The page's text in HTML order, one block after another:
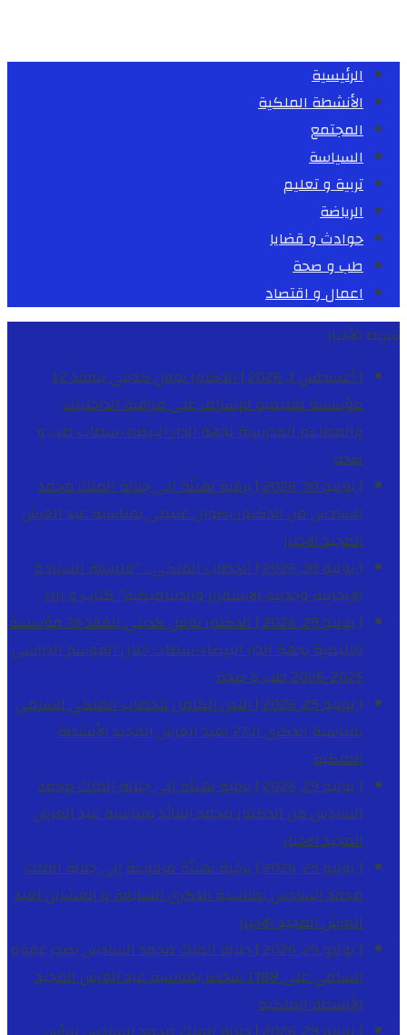
الرئيسية
الأنشطة الملكية
المجتمع
السياسة
تربية و تعليم
الرياضة
حوادث و قضايا
طب و صحة
اعمال و اقتصاد
شريط الأخبار
[ أغسطس 1, 2026 ]
الدكتور نوفل كديلي يتفقد 12
مؤسسة تعليمية للإشراف على مراقبة الداخليات
والمطاعم المدرسية بجهة الدار البيضاء-سطاتطب و
صحة
[ يوليو 30, 2026 ]
برقية تهنئة الى جلالة الملك محمد
السادس من الدكتور رضوان غنيمي بمناسبة عيد العرش
المجيدالاخبار
[ يوليو 30, 2026 ]
الخطاب الملكي .. “فلسفة السيادة
الإيجابية وجدلية الاستقرار والديناميكية”كتاب و اراء
[ يوليو 29, 2026 ]
الدكتور نوفل كديلي يتفقد 39 مؤسسة
تعليمية بجهة الدار البيضاء-سطات خلال الموسم الدراسي
2025-2026
طب و صحة
[ يوليو 29, 2026 ]
النص الكامل للخطاب الملكي السامي
بمناسبة الذكرى الـ27 لعيد العرش المجيد
الأنشطة
الملكية
[ يوليو 29, 2026 ]
برقية تهنئة الى جلالة الملك محمد
السادس من الدكتور محمد الفائد بمناسبة عيد العرش
المجيدالاخبار
[ يوليو 29, 2026 ]
برقية تهنئة مرفوعة إلى جلالة الملك
محمد السادس بمناسبة الذكرى السابعة و العشرين لعيد
العرش المجيدالاخبار
[ يوليو 29, 2026 ]
جلالة الملك محمد السادس يصدر عفوه
السامي على 1788 شخصا بمناسبة عيد العرش المجيد
الأنشطة الملكية